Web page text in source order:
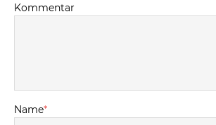
Kommentar
Name*